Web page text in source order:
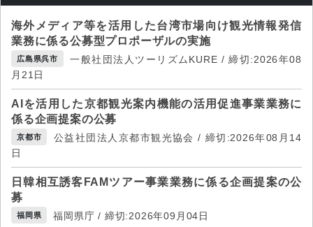
海外メディア等を活用した台湾市場向け観光情報発信
業務に係る公募型プロポーザルの実施
広島県呉市
一般社団法人ツーリズムKURE / 締切:2026年08
月21日
AIを活用した京都観光案内機能の活用促進事業業務に
係る企画提案の公募
京都市
公益社団法人京都市観光協会 / 締切:2026年08月14
日
日韓相互誘客FAMツアー事業業務に係る企画提案の公
募
福岡県 福岡県庁 / 締切:2026年09月04日